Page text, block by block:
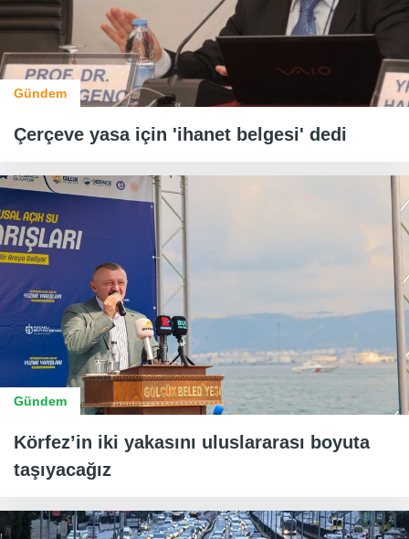
Gündem
Çerçeve yasa için 'ihanet belgesi' dedi
Gündem
Körfez’in iki yakasını uluslararası boyuta
taşıyacağız